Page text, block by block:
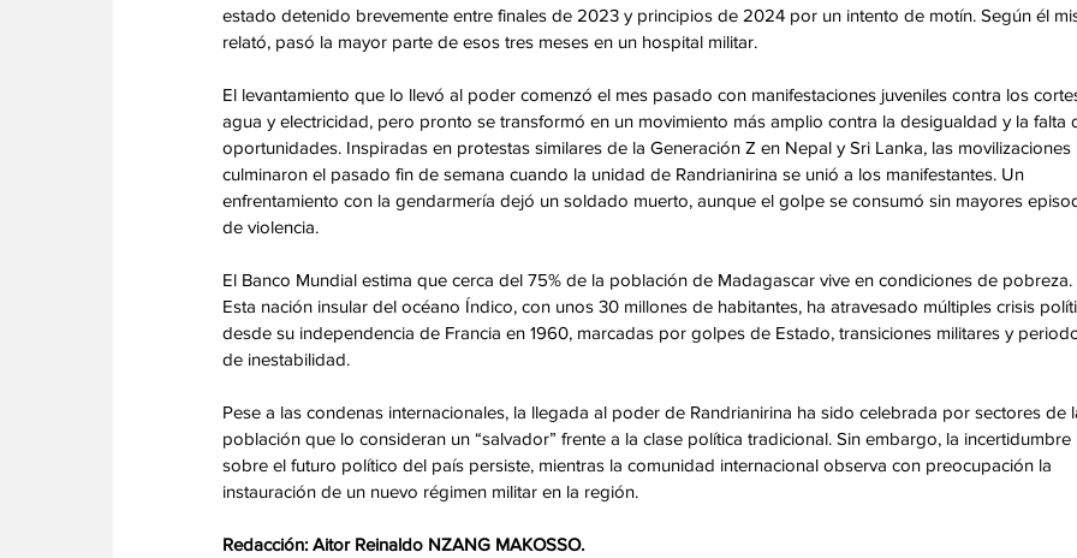
estado detenido brevemente entre finales de 2023 y principios de 2024 por un intento de motín. Según él
relató, pasó la mayor parte de esos tres meses en un hospital militar.
El levantamiento que lo llevó al poder comenzó el mes pasado con manifestaciones juveniles contra los
agua y electricidad, pero pronto se transformó en un movimiento más amplio contra la desigualdad y la falta
oportunidades. Inspiradas en protestas similares de la Generación Z en Nepal y Sri Lanka, las movilizaciones
culminaron el pasado fin de semana cuando la unidad de Randrianirina se unió a los manifestantes. Un
enfrentamiento con la gendarmería dejó un soldado muerto, aunque el golpe se consumó sin mayores
de violencia.
El Banco Mundial estima que cerca del 75% de la población de Madagascar vive en condiciones de pobreza.
Esta nación insular del océano Índico, con unos 30 millones de habitantes, ha atravesado múltiples crisis
desde su independencia de Francia en 1960, marcadas por golpes de Estado, transiciones militares y
de inestabilidad.
Pese a las condenas internacionales, la llegada al poder de Randrianirina ha sido celebrada por sectores de
población que lo consideran un “salvador” frente a la clase política tradicional. Sin embargo, la incertidumbre
sobre el futuro político del país persiste, mientras la comunidad internacional observa con preocupación la
instauración de un nuevo régimen militar en la región.
Redacción: Aitor Reinaldo NZANG MAKOSSO.